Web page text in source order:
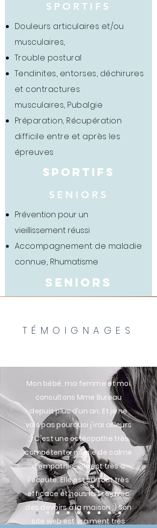
SPORTIFS
Douleurs articulaires et/ou
musculaires,
Trouble postural
Tendinites, entorses, déchirures
et contractures
musculaires, Pubalgie
Préparation, Récupération
difficile entre et après les
épreuves
SPORTIFS
SENIORS
Prévention pour un
vieillissement réussi
Accompagnement de maladie
connue, Rhumatisme
seniors
TÉMOIGNAGES
Mon bébé, ma femme et moi
consultons Mme Bureau
depuis plus d'un an. Et je ne
vois pas pourquoi j'irai ailleurs
:) C'est une ostéopathe très
compétente, munie de calme
d'empathie, elle est très à
l'écoute.Elleest surtout très
efficace et nous laisse avec
des devoirs à la maison ;) Son
site web est vraiment très